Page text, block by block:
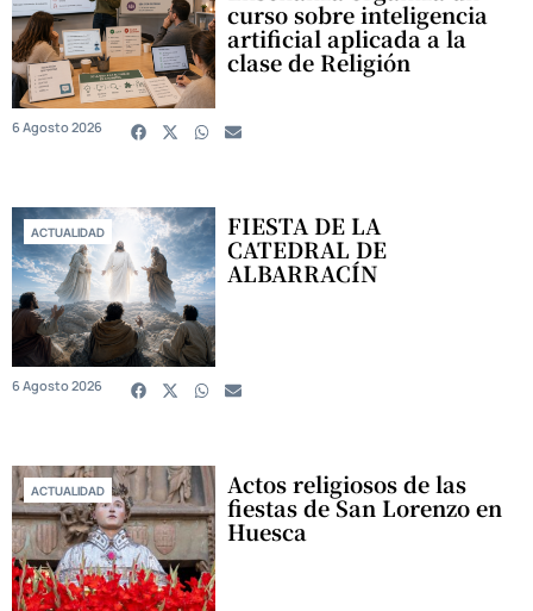
curso sobre inteligencia
artificial aplicada a la
clase de Religión
6 Agosto 2026
ACTUALIDAD FIESTA DE LA
CATEDRAL DE
ALBARRACÍN
6 Agosto 2026
ACTUALIDAD Actos religiosos de las
fiestas de San Lorenzo en
Huesca